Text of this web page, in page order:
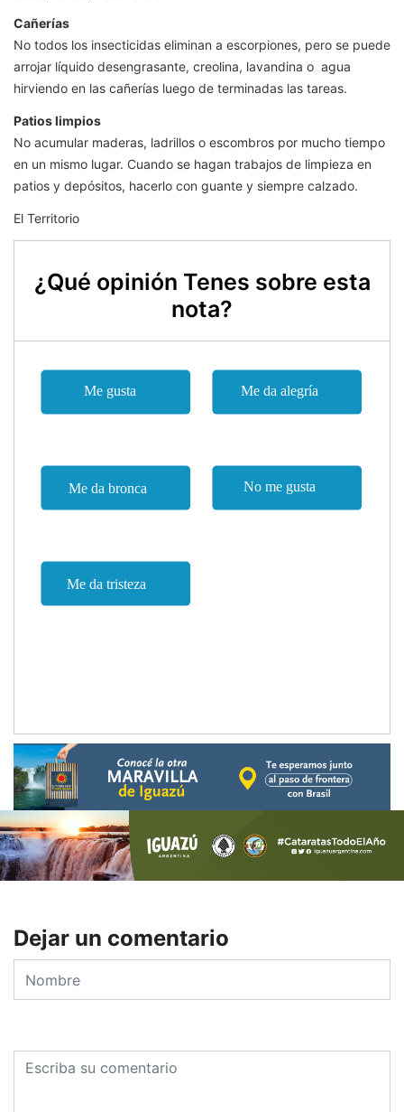
Cañerías
No todos los insecticidas eliminan a escorpiones, pero se puede
arrojar líquido desengrasante, creolina, lavandina o agua
hirviendo en las cañerías luego de terminadas las tareas.
Patios limpios
No acumular maderas, ladrillos o escombros por mucho tiempo
en un mismo lugar. Cuando se hagan trabajos de limpieza en
patios y depósitos, hacerlo con guante y siempre calzado.
El Territorio
¿Qué opinión Tenes sobre esta
nota?
Dejar un comentario